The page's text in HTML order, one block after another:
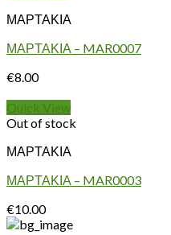
ΜΑΡΤΑΚΙΑ
ΜΑΡΤΑΚΙΑ – MAR0007
€8.00
Quick View
Out of stock
ΜΑΡΤΑΚΙΑ
ΜΑΡΤΑΚΙΑ – MAR0003
€10.00